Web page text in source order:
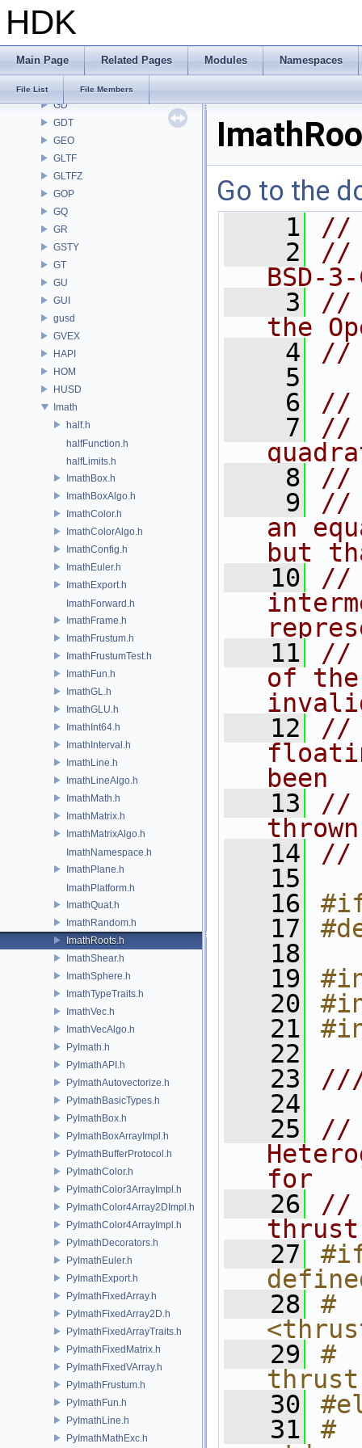
HDK
Main Page Related Pages Modules Namespaces
File List File Members
FONT
FS
GABC
GD
GDT
GEO
GLTF
GLTFZ
GOP
GQ
GR
GSTY
GT
GU
GUI
gusd
GVEX
HAPI
HOM
HUSD
Imath
half.h
halfFunction.h
halfLimits.h
ImathBox.h
ImathBoxAlgo.h
ImathColor.h
ImathColorAlgo.h
ImathConfig.h
ImathEuler.h
ImathExport.h
ImathForward.h
ImathFrame.h
ImathFrustum.h
ImathFrustumTest.h
ImathFun.h
ImathGL.h
ImathGLU.h
ImathInt64.h
ImathInterval.h
ImathLine.h
ImathLineAlgo.h
ImathMath.h
ImathMatrix.h
ImathMatrixAlgo.h
ImathNamespace.h
ImathPlane.h
ImathPlatform.h
ImathQuat.h
ImathRandom.h
ImathRoots.h
ImathShear.h
ImathSphere.h
ImathTypeTraits.h
ImathVec.h
ImathVecAlgo.h
PyImath.h
PyImathAPI.h
PyImathAutovectorize.h
PyImathBasicTypes.h
PyImathBox.h
PyImathBoxArrayImpl.h
PyImathBufferProtocol.h
PyImathColor.h
PyImathColor3ArrayImpl.h
PyImathColor4Array2DImpl.h
PyImathColor4ArrayImpl.h
PyImathDecorators.h
PyImathEuler.h
PyImathExport.h
PyImathFixedArray.h
PyImathFixedArray2D.h
PyImathFixedArrayTraits.h
PyImathFixedMatrix.h
PyImathFixedVArray.h
PyImathFrustum.h
PyImathFun.h
PyImathLine.h
PyImathMathExc.h
Go to the
    1
//
    2
//
BSD-
    3
//
the
    4
//
    5
    6
//
    7
//
    8
//
    9
//
an
but
   10
//
   11
//
of
   12
//
been
   13
//
   14
//
   15
   16
   17
   18
   19
   20
   21
   22
   23
///
   24
   25
//
for
   26
//
   27
#if
   28
#
   29
#
thrust
   30
   31
#